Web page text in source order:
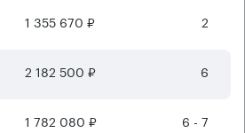
1 355 670 ₽ 2
2 182 500 ₽ 6
1 782 080 ₽ 6 - 7